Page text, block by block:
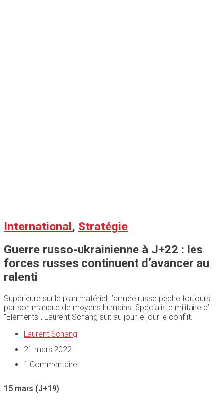
International, Stratégie
Guerre russo-ukrainienne à J+22 : les
forces russes continuent d’avancer au
ralenti
Supérieure sur le plan matériel, l’armée russe pèche toujours
par son manque de moyens humains. Spécialiste militaire d’
"Éléments", Laurent Schang suit au jour le jour le conflit.
Laurent Schang
21 mars 2022
1 Commentaire
15 mars (J+19)